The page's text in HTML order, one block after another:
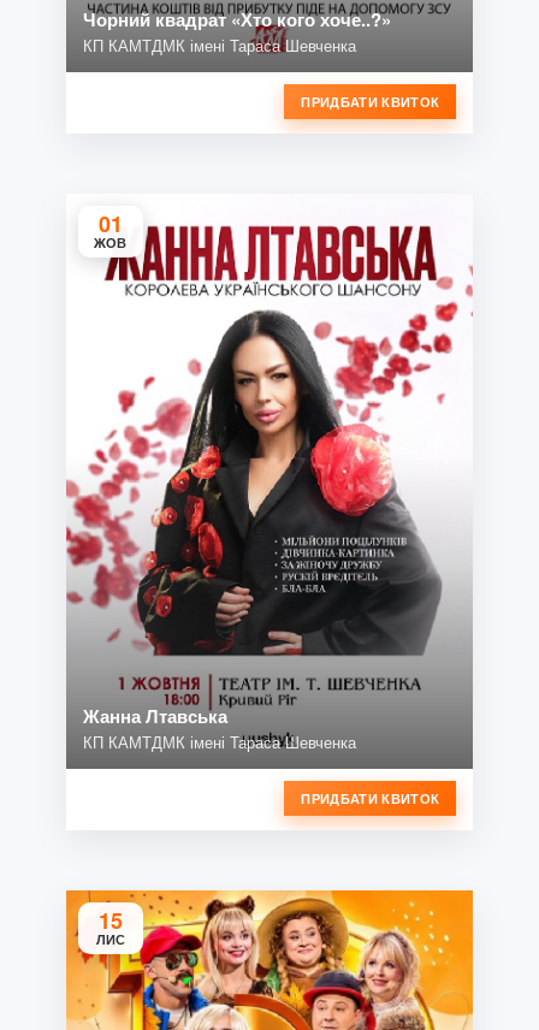
Чорний квадрат «Хто кого хоче..?»
КП КАМТДМК імені Тараса Шевченка
ПРИДБАТИ КВИТОК
01
ЖОВ
Жанна Лтавська
КП КАМТДМК імені Тараса Шевченка
ПРИДБАТИ КВИТОК
15
ЛИС